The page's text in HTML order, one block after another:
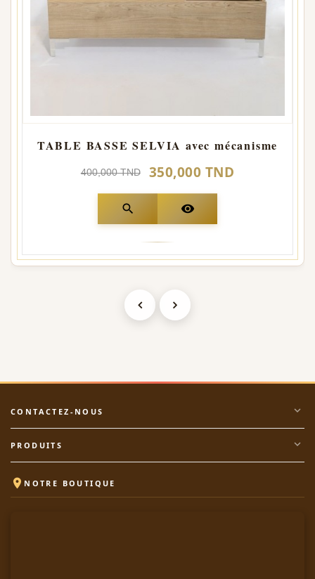
TABLE BASSE SELVIA avec mécanisme
400,000 TND 350,000 TND
search visibility
CONTACTEZ-NOUS expand_more
PRODUITS expand_more
 NOTRE BOUTIQUE